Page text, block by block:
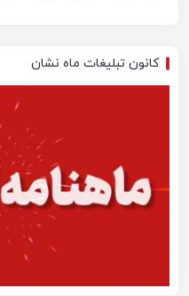
کانون تبلیغات ماه نشان